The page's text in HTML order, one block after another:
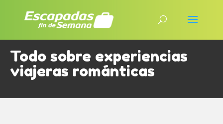
Todo sobre experiencias
viajeras románticas